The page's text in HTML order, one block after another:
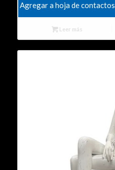
Agregar a hoja de contactos
Leer más